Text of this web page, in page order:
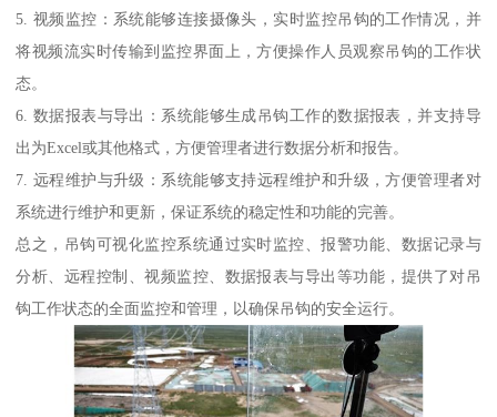
5. 视频监控：系统能够连接摄像头，实时监控吊钩的工作情况，并
将视频流实时传输到监控界面上，方便操作人员观察吊钩的工作状
态。
6. 数据报表与导出：系统能够生成吊钩工作的数据报表，并支持导
出为Excel或其他格式，方便管理者进行数据分析和报告。
7. 远程维护与升级：系统能够支持远程维护和升级，方便管理者对
系统进行维护和更新，保证系统的稳定性和功能的完善。
总之，吊钩可视化监控系统通过实时监控、报警功能、数据记录与
分析、远程控制、视频监控、数据报表与导出等功能，提供了对吊
钩工作状态的全面监控和管理，以确保吊钩的安全运行。